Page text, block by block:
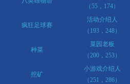
（55，174）
疯狂足球赛
活动介绍人
（193，248）
种菜
菜园老板
（200，253）
挖矿
小游戏介绍人
（251，286）